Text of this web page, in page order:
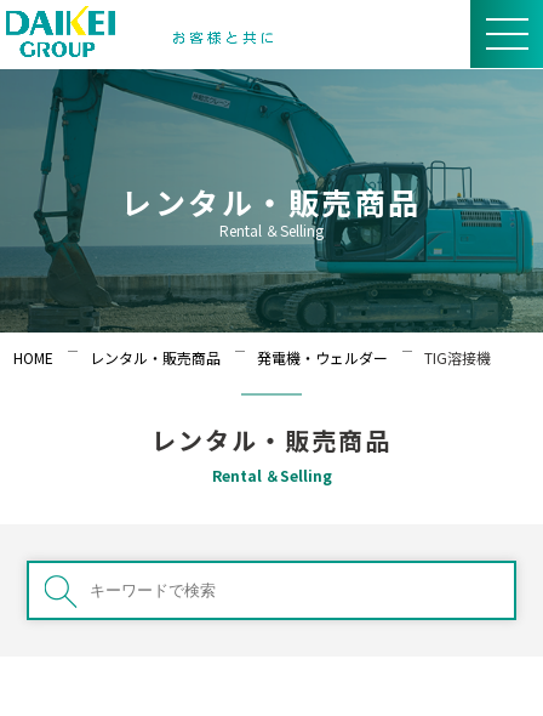
レンタル・販売商品
Rental ＆Selling
HOME レンタル・販売商品 発電機・ウェルダー TIG溶接機
レンタル・販売商品
Rental ＆Selling